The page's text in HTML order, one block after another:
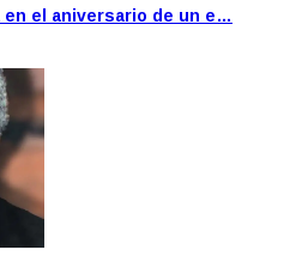
en el aniversario de un e…